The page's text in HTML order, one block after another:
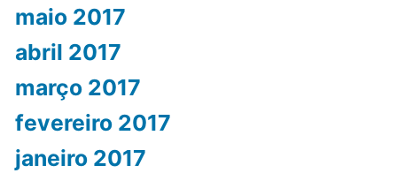
maio 2017
abril 2017
março 2017
fevereiro 2017
janeiro 2017